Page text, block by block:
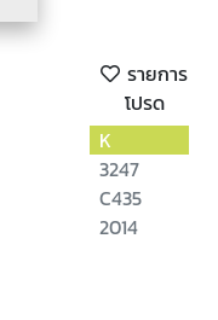
รายการ
โปรด
K
3247
C435
2014